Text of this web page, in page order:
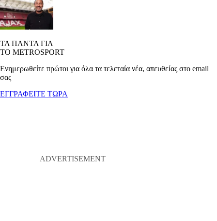
ΤΑ ΠΑΝΤΑ ΓΙΑ
ΤΟ METROSPORT
Ενημερωθείτε πρώτοι για όλα τα τελεταία νέα, απευθείας στο email
σας
ΕΓΓΡΑΦΕΙΤΕ ΤΩΡΑ